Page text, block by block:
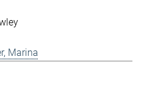
Marina